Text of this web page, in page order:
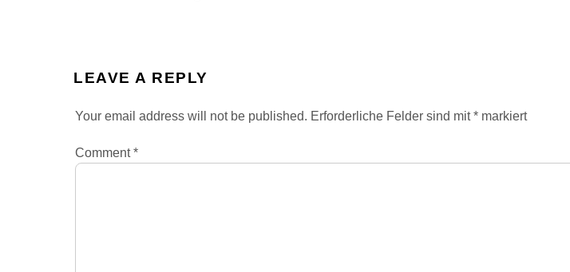
LEAVE A REPLY
Your email address will not be published. Erforderliche Felder sind mit* markiert
Comment*